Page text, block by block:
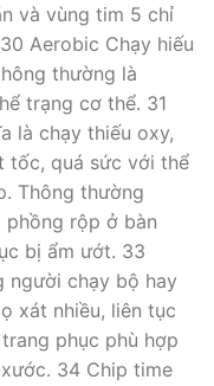
và vùng tim 5 chỉ
Aerobic Chạy hiếu
thường là
trạng cơ thể. 31
là chạy thiếu oxy,
tốc, quá sức với thể
Thông thường
rộp ở bàn
bị ẩm ướt. 33
người chạy bộ hay
xát nhiều, liên tục
phục phù hợp
34 Chip time